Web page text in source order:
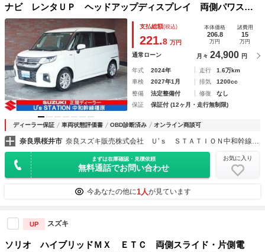
ナビ レンタＵＰ ヘッドアップディスプレイ 両側パワス
ラ メモリーナビ バックカメラ ＥＴＣ（新規格） シート
ヒーター 安全機能 レーンキープアシスト
支払総額(税込)
221.8 万円
本体価格
206.8
万円
諸費用
15
万円
通常ローン 月々 24,900 円
年式 2024年 走行
1.6万km
車検
2027年1月 排気
1200cc
整備
法定整備付 修復
なし
保証
保証付 (12ヶ月・走行無制限)
ディーラー保証 車両状態評価書 OBD診断済み オンライン商談可
奈良県桜井市 奈良スズキ販売株式会社 Ｕ’ｓ ＳＴＡＴＩＯＮ中和幹線橿原
まずは在庫確認・見積依頼
無料通話でお問い合わせ
お気に入り
今あなたの他に1人が見ています
UP スズキ
ソリオ ハイブリッドＭＸ ＥＴＣ 両側スライド・片側電